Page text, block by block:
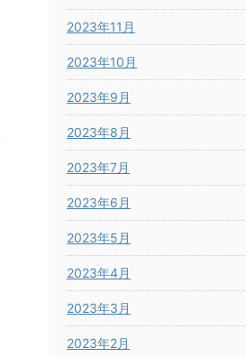
2023年11月
2023年10月
2023年9月
2023年8月
2023年7月
2023年6月
2023年5月
2023年4月
2023年3月
2023年2月